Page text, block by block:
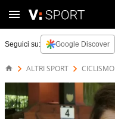
Seguici su: Google Discover
ALTRI SPORT CICLISMO